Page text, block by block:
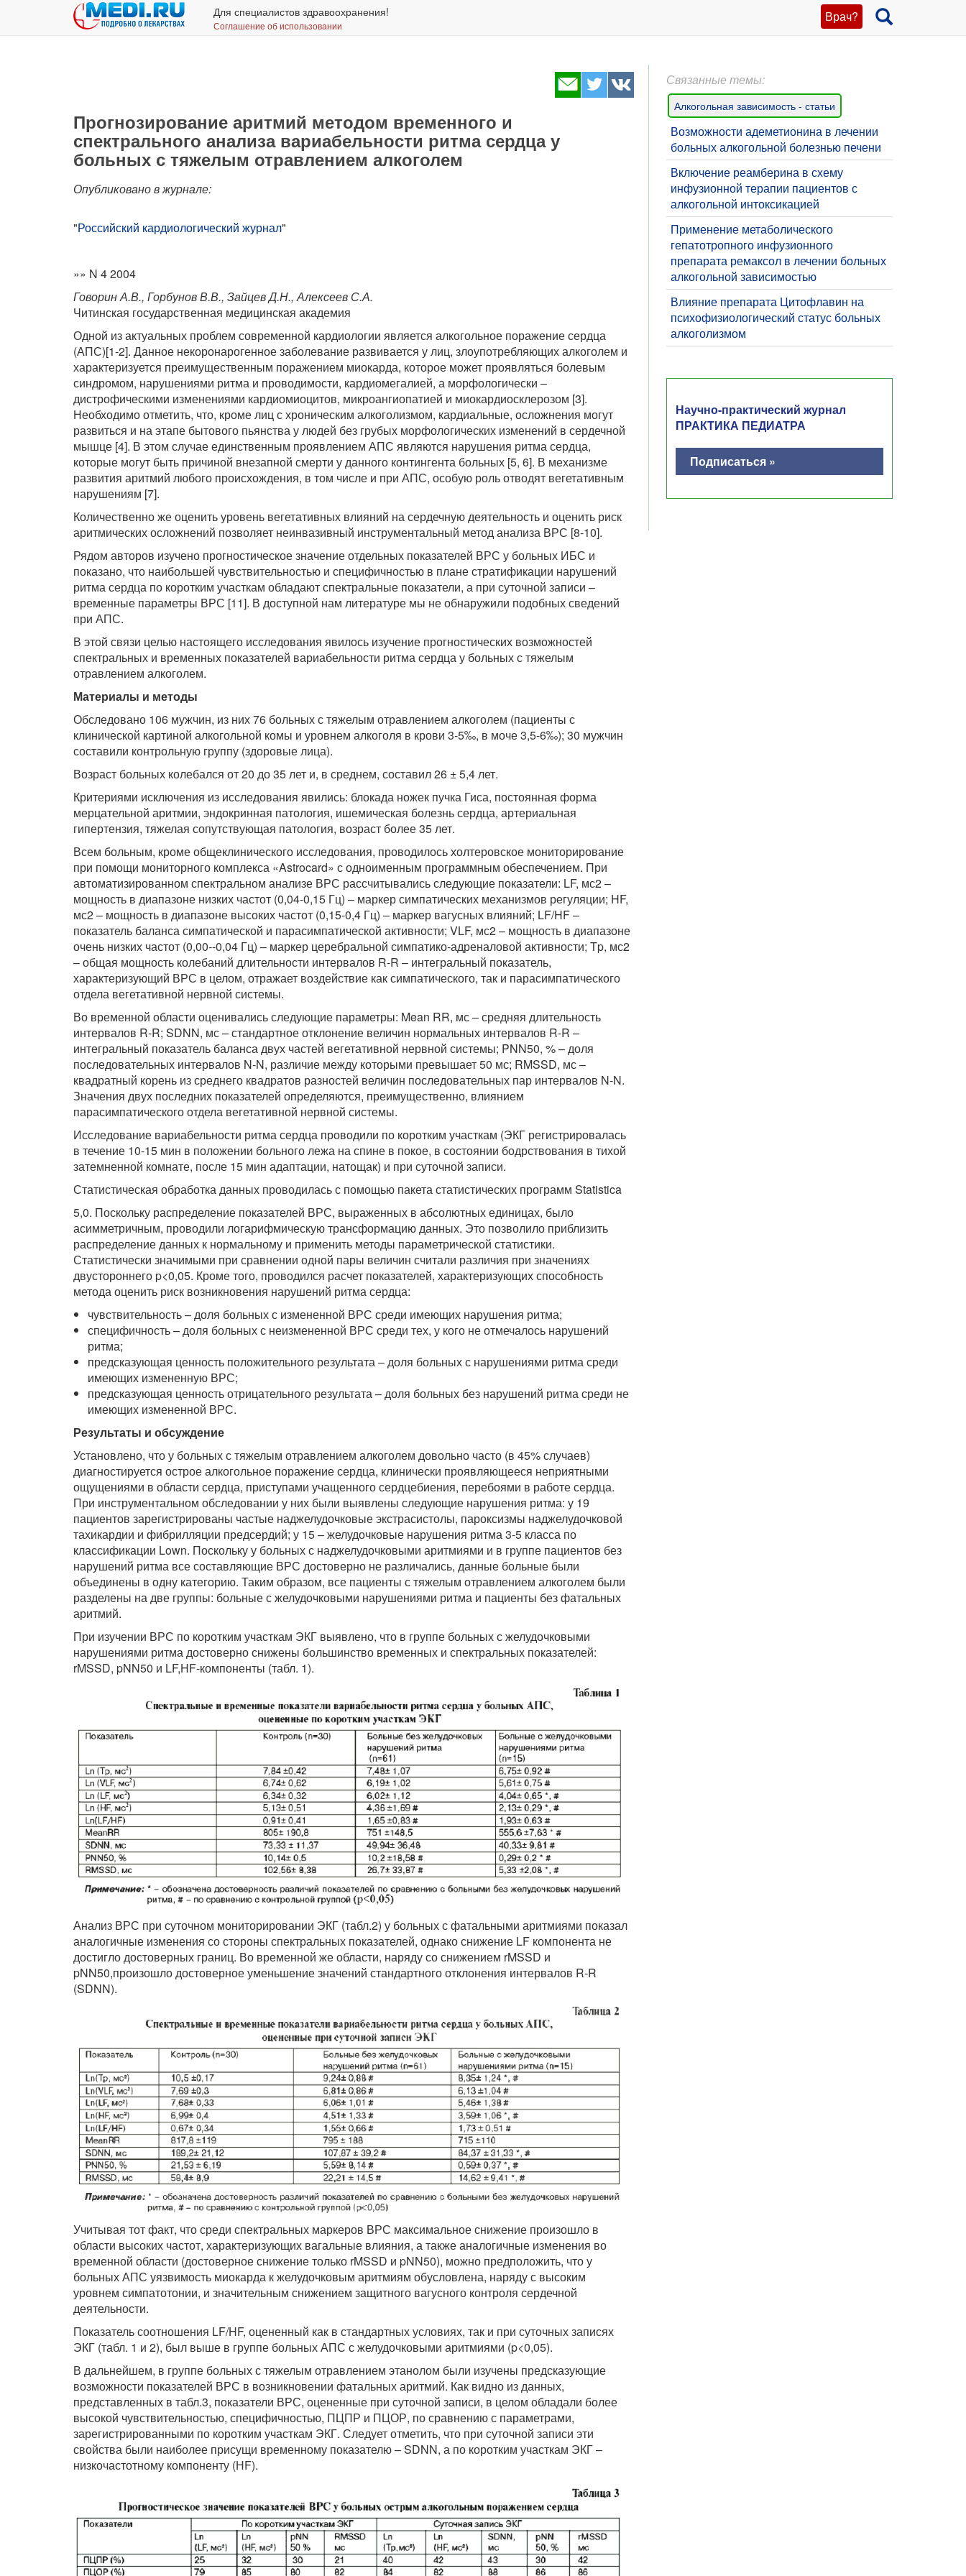
Врач?
Для специалистов здравоохранения!
Соглашение об использовании
Прогнозирование аритмий методом временного и
спектрального анализа вариабельности ритма сердца у
больных с тяжелым отравлением алкоголем
Опубликовано в журнале:
"Российский кардиологический журнал"
»» N 4 2004
Говорин А.В., Горбунов В.В., Зайцев Д.Н., Алексеев С.А.
Читинская государственная медицинская академия
Одной из актуальных проблем современной кардиологии является алкогольное поражение сердца
(АПС)[1-2]. Данное некоронарогенное заболевание развивается у лиц, злоупотребляющих алкоголем и
характеризуется преимущественным поражением миокарда, которое может проявляться болевым
синдромом, нарушениями ритма и проводимости, кардиомегалией, а морфологически –
дистрофическими изменениями кардиомиоцитов, микроангиопатией и миокардиосклерозом [3].
Необходимо отметить, что, кроме лиц с хроническим алкоголизмом, кардиальные, осложнения могут
развиться и на этапе бытового пьянства у людей без грубых морфологических изменений в сердечной
мышце [4]. В этом случае единственным проявлением АПС являются нарушения ритма сердца,
которые могут быть причиной внезапной смерти у данного контингента больных [5, 6]. В механизме
развития аритмий любого происхождения, в том числе и при АПС, особую роль отводят вегетативным
нарушениям [7].
Количественно же оценить уровень вегетативных влияний на сердечную деятельность и оценить риск
аритмических осложнений позволяет неинвазивный инструментальный метод анализа ВРС [8-10].
Рядом авторов изучено прогностическое значение отдельных показателей ВРС у больных ИБС и
показано, что наибольшей чувствительностью и специфичностью в плане стратификации нарушений
ритма сердца по коротким участкам обладают спектральные показатели, а при суточной записи –
временные параметры ВРС [11]. В доступной нам литературе мы не обнаружили подобных сведений
при АПС.
В этой связи целью настоящего исследования явилось изучение прогностических возможностей
спектральных и временных показателей вариабельности ритма сердца у больных с тяжелым
отравлением алкоголем.
Материалы и методы
Обследовано 106 мужчин, из них 76 больных с тяжелым отравлением алкоголем (пациенты с
клинической картиной алкогольной комы и уровнем алкоголя в крови 3-5‰, в моче 3,5-6‰); 30 мужчин
составили контрольную группу (здоровые лица).
Возраст больных колебался от 20 до 35 лет и, в среднем, составил 26 ± 5,4 лет.
Критериями исключения из исследования явились: блокада ножек пучка Гиса, постоянная форма
мерцательной аритмии, эндокринная патология, ишемическая болезнь сердца, артериальная
гипертензия, тяжелая сопутствующая патология, возраст более 35 лет.
Всем больным, кроме общеклинического исследования, проводилось холтеровское мониторирование
при помощи мониторного комплекса «Astrocard» с одноименным программным обеспечением. При
автоматизированном спектральном анализе ВРС рассчитывались следующие показатели: LF, мс2 –
мощность в диапазоне низких частот (0,04-0,15 Гц) – маркер симпатических механизмов регуляции; HF,
мс2 – мощность в диапазоне высоких частот (0,15-0,4 Гц) – маркер вагусных влияний; LF/HF –
показатель баланса симпатической и парасимпатической активности; VLF, мс2 – мощность в диапазоне
очень низких частот (0,00--0,04 Гц) – маркер церебральной симпатико-адреналовой активности; Tp, мс2
– общая мощность колебаний длительности интервалов R-R – интегральный показатель,
характеризующий ВРС в целом, отражает воздействие как симпатического, так и парасимпатического
отдела вегетативной нервной системы.
Во временной области оценивались следующие параметры: Mean RR, мс – средняя длительность
интервалов R-R; SDNN, мс – стандартное отклонение величин нормальных интервалов R-R –
интегральный показатель баланса двух частей вегетативной нервной системы; PNN50, % – доля
последовательных интервалов N-N, различие между которыми превышает 50 мс; RMSSD, мс –
квадратный корень из среднего квадратов разностей величин последовательных пар интервалов N-N.
Значения двух последних показателей определяются, преимущественно, влиянием
парасимпатического отдела вегетативной нервной системы.
Исследование вариабельности ритма сердца проводили по коротким участкам (ЭКГ регистрировалась
в течение 10-15 мин в положении больного лежа на спине в покое, в состоянии бодрствования в тихой
затемненной комнате, после 15 мин адаптации, натощак) и при суточной записи.
Статистическая обработка данных проводилась с помощью пакета статистических программ Statistica
5,0. Поскольку распределение показателей ВРС, выраженных в абсолютных единицах, было
асимметричным, проводили логарифмическую трансформацию данных. Это позволило приблизить
распределение данных к нормальному и применить методы параметрической статистики.
Статистически значимыми при сравнении одной пары величин считали различия при значениях
двустороннего p<0,05. Кроме того, проводился расчет показателей, характеризующих способность
метода оценить риск возникновения нарушений ритма сердца:
чувствительность – доля больных с измененной ВРС среди имеющих нарушения ритма;
специфичность – доля больных с неизмененной ВРС среди тех, у кого не отмечалось нарушений
ритма;
предсказующая ценность положительного результата – доля больных с нарушениями ритма среди
имеющих измененную ВРС;
предсказующая ценность отрицательного результата – доля больных без нарушений ритма среди не
имеющих измененной ВРС.
Результаты и обсуждение
Установлено, что у больных с тяжелым отравлением алкоголем довольно часто (в 45% случаев)
диагностируется острое алкогольное поражение сердца, клинически проявляющееся неприятными
ощущениями в области сердца, приступами учащенного сердцебиения, перебоями в работе сердца.
При инструментальном обследовании у них были выявлены следующие нарушения ритма: у 19
пациентов зарегистрированы частые наджелудочковые экстрасистолы, пароксизмы наджелудочковой
тахикардии и фибрилляции предсердий; у 15 – желудочковые нарушения ритма 3-5 класса по
классификации Lown. Поскольку у больных с наджелудочковыми аритмиями и в группе пациентов без
нарушений ритма все составляющие ВРС достоверно не различались, данные больные были
объединены в одну категорию. Таким образом, все пациенты с тяжелым отравлением алкоголем были
разделены на две группы: больные с желудочковыми нарушениями ритма и пациенты без фатальных
аритмий.
При изучении ВРС по коротким участкам ЭКГ выявлено, что в группе больных с желудочковыми
нарушениями ритма достоверно снижены большинство временных и спектральных показателей:
rMSSD, pNN50 и LF,HF-компоненты (табл. 1).
Анализ ВРС при суточном мониторировании ЭКГ (табл.2) у больных с фатальными аритмиями показал
аналогичные изменения со стороны спектральных показателей, однако снижение LF компонента не
достигло достоверных границ. Во временной же области, наряду со снижением rMSSD и
pNN50,произошло достоверное уменьшение значений стандартного отклонения интервалов R-R
(SDNN).
Учитывая тот факт, что среди спектральных маркеров ВРС максимальное снижение произошло в
области высоких частот, характеризующих вагальные влияния, а также аналогичные изменения во
временной области (достоверное снижение только rMSSD и pNN50), можно предположить, что у
больных АПС уязвимость миокарда к желудочковым аритмиям обусловлена, наряду с высоким
уровнем симпатотонии, и значительным снижением защитного вагусного контроля сердечной
деятельности.
Показатель соотношения LF/HF, оцененный как в стандартных условиях, так и при суточных записях
ЭКГ (табл. 1 и 2), был выше в группе больных АПС с желудочковыми аритмиями (p<0,05).
В дальнейшем, в группе больных с тяжелым отравлением этанолом были изучены предсказующие
возможности показателей ВРС в возникновении фатальных аритмий. Как видно из данных,
представленных в табл.3, показатели ВРС, оцененные при суточной записи, в целом обладали более
высокой чувствительностью, специфичностью, ПЦПР и ПЦОР, по сравнению с параметрами,
зарегистрированными по коротким участкам ЭКГ. Следует отметить, что при суточной записи эти
свойства были наиболее присущи временному показателю – SDNN, а по коротким участкам ЭКГ –
низкочастотному компоненту (НF).
Связанные темы:
Алкогольная зависимость - статьи
​Возможности адеметионина в лечении
больных алкогольной болезнью печени
Включение реамберина в схему
инфузионной терапии пациентов с
алкогольной интоксикацией
Применение метаболического
гепатотропного инфузионного
препарата ремаксол в лечении больных
алкогольной зависимостью
Влияние препарата Цитофлавин на
психофизиологический статус больных
алкоголизмом
Научно-практический журнал
ПРАКТИКА ПЕДИАТРА
Подписаться »